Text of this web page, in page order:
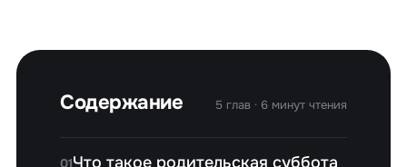
Содержание 5 глав · 6 минут чтения
01Что такое родительская суббота